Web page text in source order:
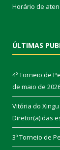
Horário de
ÚLTIMAS
4º Torneio de
de maio de
Vitória do
Diretor(a) das
3º Torneio de